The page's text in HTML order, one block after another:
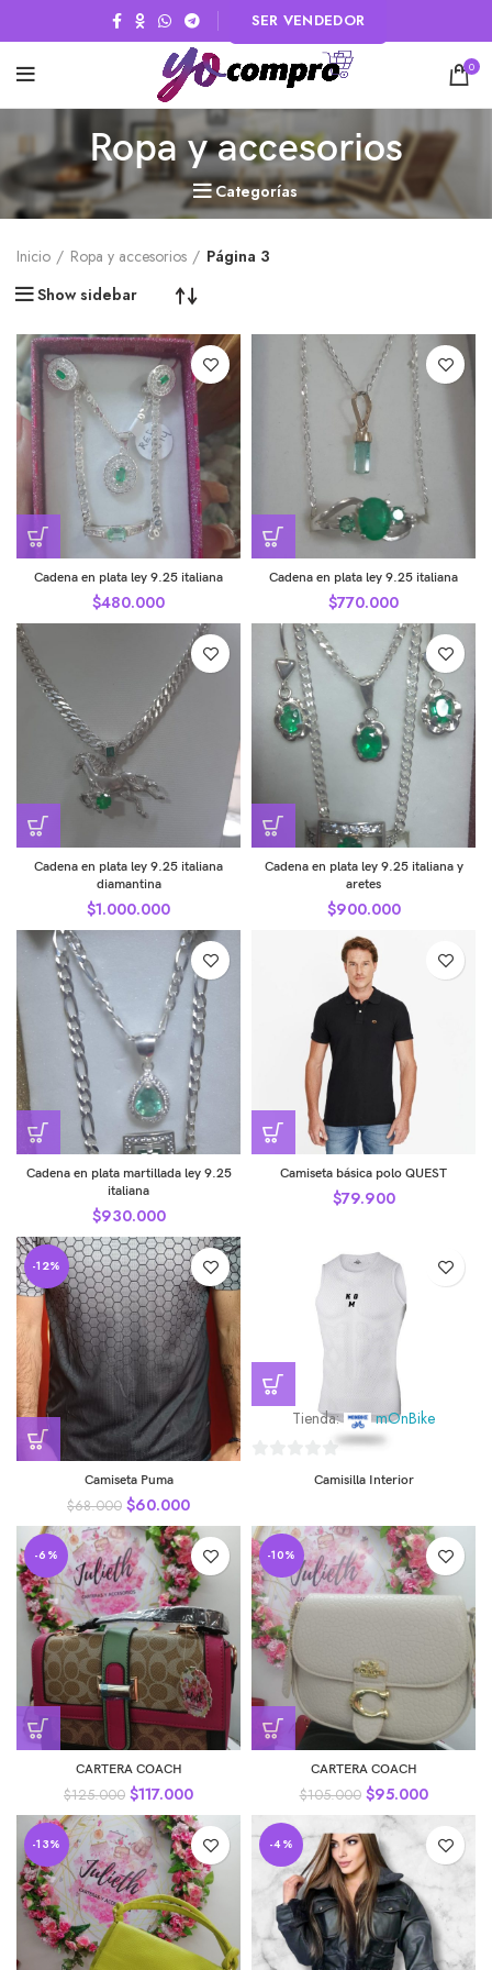
SER VENDEDOR
0
Ropa y accesorios
Categorías
Inicio Ropa y accesorios
Página 3
Show sidebar
Cadena en plata ley 9.25 italiana
$480.000
Cadena en plata ley 9.25 italiana
$770.000
Cadena en plata ley 9.25 italiana
diamantina
$1.000.000
Cadena en plata ley 9.25 italiana y
aretes
$900.000
Cadena en plata martillada ley 9.25
italiana
$930.000
Camiseta básica polo QUEST
$79.900
-12%
Camiseta Puma
$68.000 $60.000
Tienda: mOnBike
Camisilla Interior
-6%
CARTERA COACH
$125.000 $117.000
-10%
CARTERA COACH
$105.000 $95.000
-13% -4%